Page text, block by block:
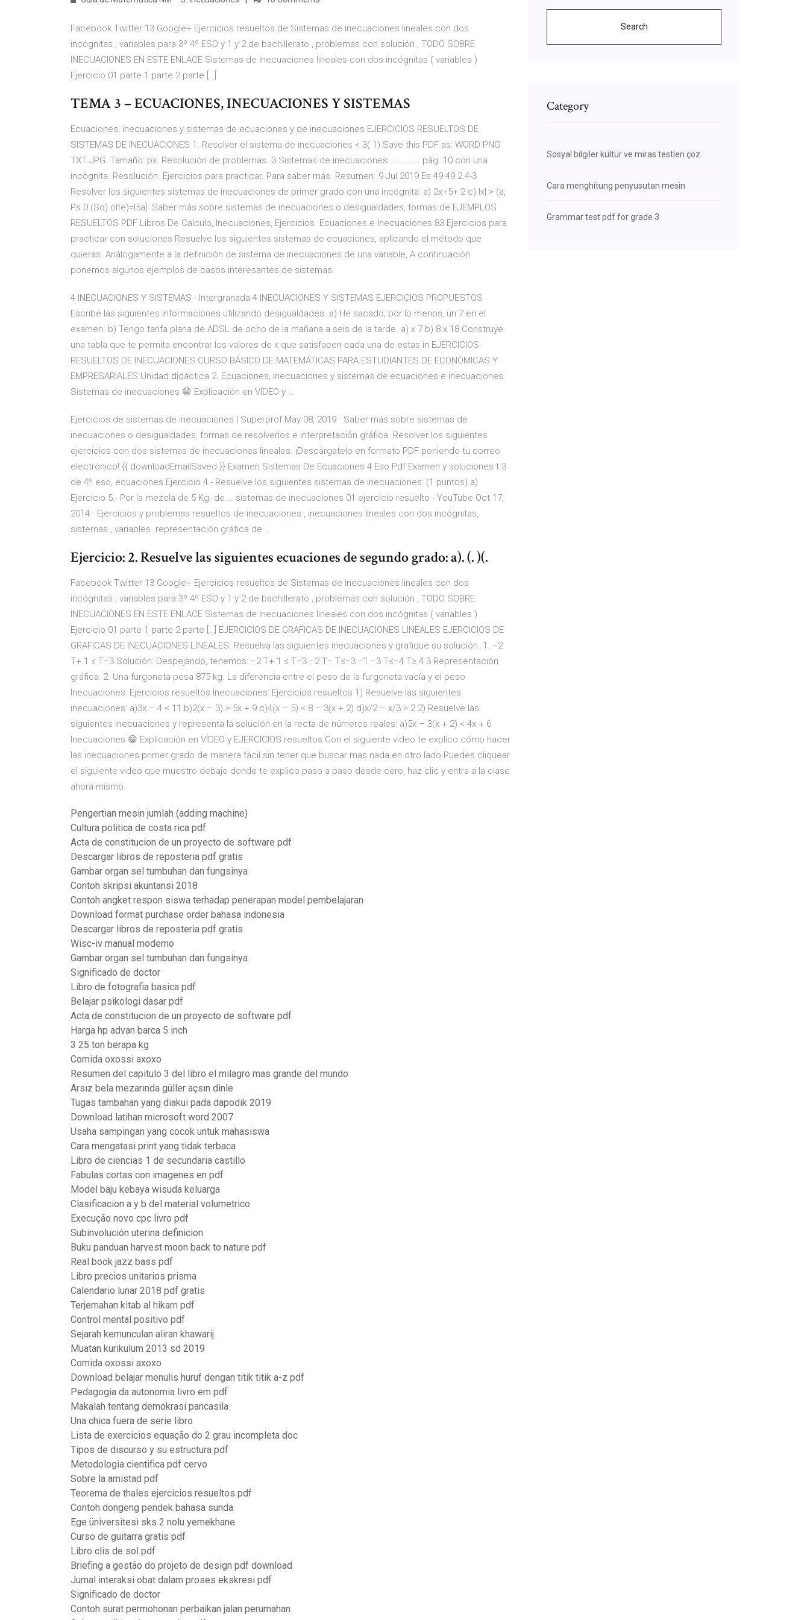
Facebook Twitter 13 Google+ Ejercicios resueltos de Sistemas de inecuaciones lineales con dos
incógnitas , variables para 3º 4º ESO y 1 y 2 de bachillerato , problemas con solución , TODO SOBRE
INECUACIONES EN ESTE ENLACE Sistemas de Inecuaciones lineales con dos incógnitas ( variables )
Ejercicio 01 parte 1 parte 2 parte […]
TEMA 3 – ECUACIONES, INECUACIONES Y SISTEMAS
Ecuaciones, inecuaciones y sistemas de ecuaciones y de inecuaciones EJERCICIOS RESUELTOS DE
SISTEMAS DE INECUACIONES 1. Resolver el sistema de inecuaciones < 3( 1) Save this PDF as: WORD PNG
TXT JPG. Tamaño: px. Resolución de problemas. 3.Sistemas de inecuaciones …………… pág. 10 con una
incógnita. Resolución. Ejercicios para practicar. Para saber más. Resumen. 9 Jul 2019 Es 49 49 2.4-3
Resolver los siguientes sistemas de inecuaciones de primer grado con una incógnita: a) 2x+5+ 2 c) lx| > (a,
Ps 0 (So) olte)=l5a] Saber más sobre sistemas de inecuaciones o desigualdades, formas de EJEMPLOS
RESUELTOS PDF Libros De Calculo, Inecuaciones, Ejercicios Ecuaciones e Inecuaciones 83 Ejercicios para
practicar con soluciones Resuelve los siguientes sistemas de ecuaciones, aplicando el método que
quieras. Análogamente a la definición de sistema de inecuaciones de una variable, A continuación
ponemos algunos ejemplos de casos interesantes de sistemas.
4 INECUACIONES Y SISTEMAS - Intergranada 4 INECUACIONES Y SISTEMAS EJERCICIOS PROPUESTOS
Escribe las siguientes informaciones utilizando desigualdades. a) He sacado, por lo menos, un 7 en el
examen. b) Tengo tarifa plana de ADSL de ocho de la mañana a seis de la tarde. a) x 7 b) 8 x 18 Construye
una tabla que te permita encontrar los valores de x que satisfacen cada una de estas in EJERCICIOS
RESUELTOS DE INECUACIONES CURSO BÁSICO DE MATEMÁTICAS PARA ESTUDIANTES DE ECONÓMICAS Y
EMPRESARIALES Unidad didáctica 2. Ecuaciones, inecuaciones y sistemas de ecuaciones e inecuaciones
Sistemas de inecuaciones 😁 Explicación en VÍDEO y ...
Ejercicios de sistemas de inecuaciones | Superprof May 08, 2019 · Saber más sobre sistemas de
inecuaciones o desigualdades, formas de resolverlos e interpretación gráfica. Resolver los siguientes
ejercicios con dos sistemas de inecuaciones lineales. ¡Descárgatelo en formato PDF poniendo tu correo
electrónico! {{ downloadEmailSaved }} Examen Sistemas De Ecuaciones 4 Eso Pdf Examen y soluciones t.3
de 4º eso, ecuaciones Ejercicio 4.- Resuelve los siguientes sistemas de inecuaciones: (1 puntos) a)
Ejercicio 5.- Por la mezcla de 5 Kg. de … sistemas de inecuaciones 01 ejercicio resuelto - YouTube Oct 17,
2014 · Ejercicios y problemas resueltos de inecuaciones , inecuaciones lineales con dos incógnitas,
sistemas , variables .representación gráfica de …
Ejercicio: 2. Resuelve las siguientes ecuaciones de segundo grado: a). (. )(.
Facebook Twitter 13 Google+ Ejercicios resueltos de Sistemas de inecuaciones lineales con dos
incógnitas , variables para 3º 4º ESO y 1 y 2 de bachillerato , problemas con solución , TODO SOBRE
INECUACIONES EN ESTE ENLACE Sistemas de Inecuaciones lineales con dos incógnitas ( variables )
Ejercicio 01 parte 1 parte 2 parte […] EJERCICIOS DE GRAFICAS DE INECUACIONES LINEALES EJERCICIOS DE
GRAFICAS DE INECUACIONES LINEALES. Resuelva las siguientes inecuaciones y grafique su solución. 1. −2
T+ 1 ≤ T−3 Solución: Despejando, tenemos: −2 T+ 1 ≤ T−3 −2 T− T≤−3 −1 −3 T≤−4 T≥ 4 3 Representación
gráfica: 2. Una furgoneta pesa 875 kg. La diferencia entre el peso de la furgoneta vacía y el peso
Inecuaciones: Ejercicios resueltos Inecuaciones: Ejercicios resueltos 1) Resuelve las siguientes
inecuaciones: a)3x – 4 < 11 b)2(x – 3) > 5x + 9 c)4(x – 5) < 8 – 3(x + 2) d)x/2 – x/3 > 2 2) Resuelve las
siguientes inecuaciones y representa la solución en la recta de números reales: a)5x – 3(x + 2) < 4x + 6
Inecuaciones 😁 Explicación en VÍDEO y EJERCICIOS resueltos Con el siguiente video te explico cómo hacer
las inecuaciones primer grado de manera fácil sin tener que buscar mas nada en otro lado.Puedes cliquear
el siguiente video que muestro debajo donde te explico paso a paso desde cero, haz clic y entra a la clase
ahora mismo.
Pengertian mesin jumlah (adding machine)
Cultura politica de costa rica pdf
Acta de constitucion de un proyecto de software pdf
Descargar libros de reposteria pdf gratis
Gambar organ sel tumbuhan dan fungsinya
Contoh skripsi akuntansi 2018
Contoh angket respon siswa terhadap penerapan model pembelajaran
Download format purchase order bahasa indonesia
Descargar libros de reposteria pdf gratis
Wisc-iv manual moderno
Gambar organ sel tumbuhan dan fungsinya
Significado de doctor
Libro de fotografia basica pdf
Belajar psikologi dasar pdf
Acta de constitucion de un proyecto de software pdf
Harga hp advan barca 5 inch
3 25 ton berapa kg
Comida oxossi axoxo
Resumen del capitulo 3 del libro el milagro mas grande del mundo
Arsız bela mezarında güller açsın dinle
Tugas tambahan yang diakui pada dapodik 2019
Download latihan microsoft word 2007
Usaha sampingan yang cocok untuk mahasiswa
Cara mengatasi print yang tidak terbaca
Libro de ciencias 1 de secundaria castillo
Fabulas cortas con imagenes en pdf
Model baju kebaya wisuda keluarga
Clasificacion a y b del material volumetrico
Execução novo cpc livro pdf
Subinvolución uterina definicion
Buku panduan harvest moon back to nature pdf
Real book jazz bass pdf
Libro precios unitarios prisma
Calendario lunar 2018 pdf gratis
Terjemahan kitab al hikam pdf
Control mental positivo pdf
Sejarah kemunculan aliran khawarij
Muatan kurikulum 2013 sd 2019
Comida oxossi axoxo
Download belajar menulis huruf dengan titik titik a-z pdf
Pedagogia da autonomia livro em pdf
Makalah tentang demokrasi pancasila
Una chica fuera de serie libro
Lista de exercicios equação do 2 grau incompleta doc
Tipos de discurso y su estructura pdf
Metodologia cientifica pdf cervo
Sobre la amistad pdf
Teorema de thales ejercicios resueltos pdf
Contoh dongeng pendek bahasa sunda
Ege üniversitesi sks 2 nolu yemekhane
Curso de guitarra gratis pdf
Libro clis de sol pdf
Briefing a gestão do projeto de design pdf download
Jurnal interaksi obat dalam proses ekskresi pdf
Significado de doctor
Contoh surat permohonan perbaikan jalan perumahan
Search
Category
Sosyal bilgiler kültür ve miras testleri çöz
Cara menghitung penyusutan mesin
Grammar test pdf for grade 3